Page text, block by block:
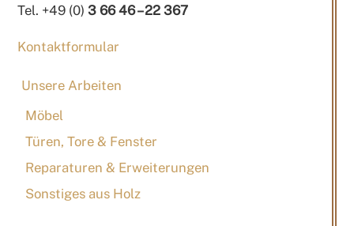
Tel. +49 (0)3 66 46 – 22 367
Kontaktformular
Unsere Arbeiten
Möbel
Türen, Tore & Fenster
Reparaturen & Erweiterungen
Sonstiges aus Holz